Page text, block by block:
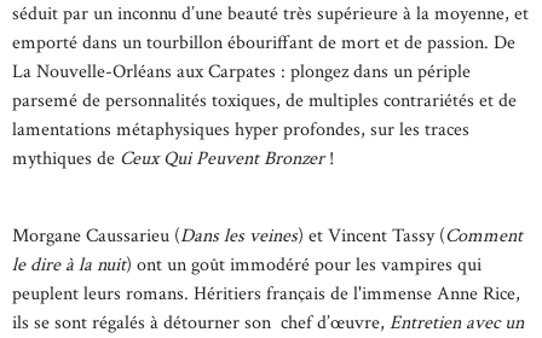
séduit par un inconnu d’une beauté très supérieure à la moyenne, et
emporté dans un tourbillon ébouriffant de mort et de passion. De
La Nouvelle-Orléans aux Carpates : plongez dans un périple
parsemé de personnalités toxiques, de multiples contrariétés et de
lamentations métaphysiques hyper profondes, sur les traces
mythiques de Ceux Qui Peuvent Bronzer!
Morgane Caussarieu (Dans les veines) et Vincent Tassy (Comment
le dire à la nuit) ont un goût immodéré pour les vampires qui
peuplent leurs romans. Héritiers français de l'immense Anne Rice,
ils se sont régalés à détourner son chef d’œuvre, Entretien avec un